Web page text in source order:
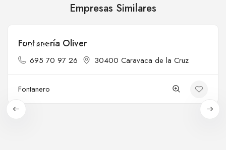
Empresas Similares
Cerrado
Fontanería Oliver
695 70 97 26 30400 Caravaca de la Cruz
Fontanero